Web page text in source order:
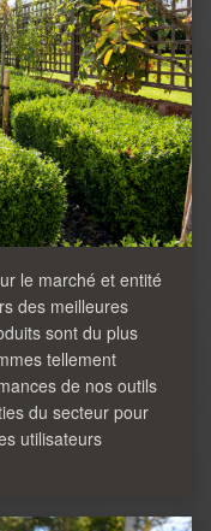
le marché et entité
des meilleures
sont du plus
tellement
de nos outils
du secteur pour
utilisateurs